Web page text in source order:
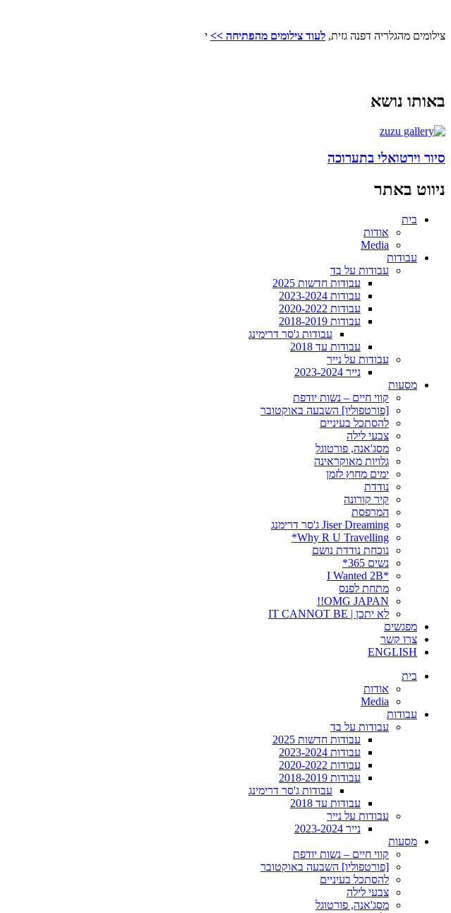
צילומים מהגלריה דפנה גזית, לעוד צילומים מהפתיחה >> י
באותו נושא
סיור וירטואלי בתערוכה
ניווט באתר
בית
אודות
Media
עבודות
עבודות על בד
עבודות חדשות 2025
עבודות 2023-2024
עבודות 2020-2022
עבודות 2018-2019
עבודות ג'סר דרימינג
עבודות עד 2018
עבודות על נייר
נייר 2023-2024
מסעות
קווי חיים – נשות יודפת
[פורטפוליו] השבעה באוקטובר
להסתכל בעיניים
צבעי לילה
מסג'אנה, פורטוגל
גלויות מאוקראינה
ימים מחוץ לזמן
נודדת
קיר קורונה
המרפסת
Jiser Dreaming ג'סר דרימנג
Why R U Travelling*
נוכחת נודדת נושם
נשים 365*
*I Wanted 2B
מתחת לפנס
OMG JAPAN!!
לא יתכן | IT CANNOT BE
מפגשים
צרו קשר
ENGLISH
בית
אודות
Media
עבודות
עבודות על בד
עבודות חדשות 2025
עבודות 2023-2024
עבודות 2020-2022
עבודות 2018-2019
עבודות ג'סר דרימינג
עבודות עד 2018
עבודות על נייר
נייר 2023-2024
מסעות
קווי חיים – נשות יודפת
[פורטפוליו] השבעה באוקטובר
להסתכל בעיניים
צבעי לילה
מסג'אנה, פורטוגל